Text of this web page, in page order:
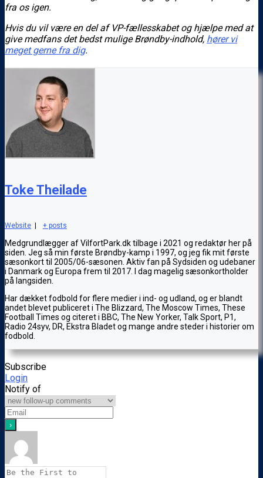
fra os igen.
Hvis du vil være en del af VP-fællesskabet og hjælpe med at
give medfans det bedst mulige Brøndby-indhold, hører vi
meget gerne fra dig.
Toke Theilade
Website | + posts
Medgrundlægger af VilfortPark.dk tilbage i 2021 og redaktør her på
siden. Jeg så min første Brøndby-kamp i 1997, og jeg fik mit første
sæsonkort til 2005/06-sæsonen. Aktiv fan på Sydsiden og udebaner
i Danmark og Europa frem til 2017. I dag magelig sæsonkortholder
på langsiden.
Har dækket fodbold for flere medier i ind- og udland, og er blandt
andet blevet publiceret i The Blizzard, The Moscow Times, These
Football Times og citeret i BBC, The New Yorker, Talk Sport, P1,
Radio 24syv, DR, Ekstra Bladet og mange andre steder i historier om
fodbold.
Subscribe
Login
Notify of